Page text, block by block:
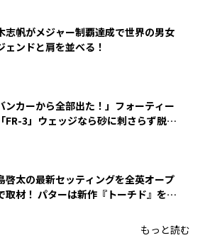
志帆がメジャー制覇達成で世界の男女
ェンドと肩を並べる！
ンカーから全部出た！」フォーティー
FR-3」ウェッジなら砂に刺さらず脱出
啓太の最新セッティングを全英オープ
取材！ パターは新作『トーチド』を投
もっと読む